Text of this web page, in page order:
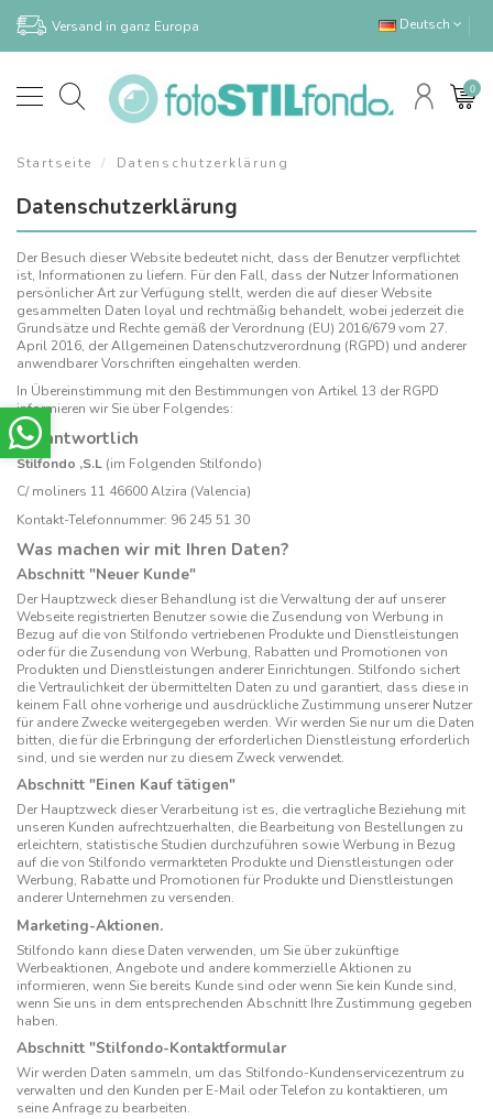
Versand in ganz Europa Deutsch
0
Startseite Datenschutzerklärung
Datenschutzerklärung
Der Besuch dieser Website bedeutet nicht, dass der Benutzer verpflichtet
ist, Informationen zu liefern. Für den Fall, dass der Nutzer Informationen
persönlicher Art zur Verfügung stellt, werden die auf dieser Website
gesammelten Daten loyal und rechtmäßig behandelt, wobei jederzeit die
Grundsätze und Rechte gemäß der Verordnung (EU) 2016/679 vom 27.
April 2016, der Allgemeinen Datenschutzverordnung (RGPD) und anderer
anwendbarer Vorschriften eingehalten werden.
In Übereinstimmung mit den Bestimmungen von Artikel 13 der RGPD
informieren wir Sie über Folgendes:
Verantwortlich
Stilfondo ,S.L (im Folgenden Stilfondo)
C/ moliners 11 46600 Alzira (Valencia)
Kontakt-Telefonnummer: 96 245 51 30
Was machen wir mit Ihren Daten?
Abschnitt "Neuer Kunde"
Der Hauptzweck dieser Behandlung ist die Verwaltung der auf unserer
Webseite registrierten Benutzer sowie die Zusendung von Werbung in
Bezug auf die von Stilfondo vertriebenen Produkte und Dienstleistungen
oder für die Zusendung von Werbung, Rabatten und Promotionen von
Produkten und Dienstleistungen anderer Einrichtungen. Stilfondo sichert
die Vertraulichkeit der übermittelten Daten zu und garantiert, dass diese in
keinem Fall ohne vorherige und ausdrückliche Zustimmung unserer Nutzer
für andere Zwecke weitergegeben werden. Wir werden Sie nur um die Daten
bitten, die für die Erbringung der erforderlichen Dienstleistung erforderlich
sind, und sie werden nur zu diesem Zweck verwendet.
Abschnitt "Einen Kauf tätigen"
Der Hauptzweck dieser Verarbeitung ist es, die vertragliche Beziehung mit
unseren Kunden aufrechtzuerhalten, die Bearbeitung von Bestellungen zu
erleichtern, statistische Studien durchzuführen sowie Werbung in Bezug
auf die von Stilfondo vermarkteten Produkte und Dienstleistungen oder
Werbung, Rabatte und Promotionen für Produkte und Dienstleistungen
anderer Unternehmen zu versenden.
Marketing-Aktionen.
Stilfondo kann diese Daten verwenden, um Sie über zukünftige
Werbeaktionen, Angebote und andere kommerzielle Aktionen zu
informieren, wenn Sie bereits Kunde sind oder wenn Sie kein Kunde sind,
wenn Sie uns in dem entsprechenden Abschnitt Ihre Zustimmung gegeben
haben.
Abschnitt "Stilfondo-Kontaktformular
Wir werden Daten sammeln, um das Stilfondo-Kundenservicezentrum zu
verwalten und den Kunden per E-Mail oder Telefon zu kontaktieren, um
seine Anfrage zu bearbeiten.